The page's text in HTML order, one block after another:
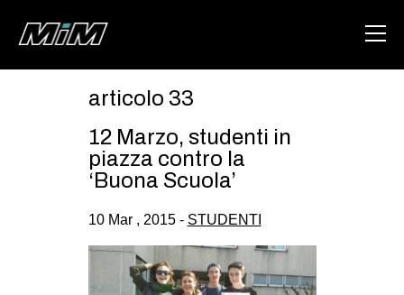
ABOUT
DEGENERAZIONE
GAZA FREESTYLE
CSOA LAMBRETTA
articolo 33
12 Marzo, studenti in
piazza contro la
‘Buona Scuola’
10 Mar , 2015 - STUDENTI